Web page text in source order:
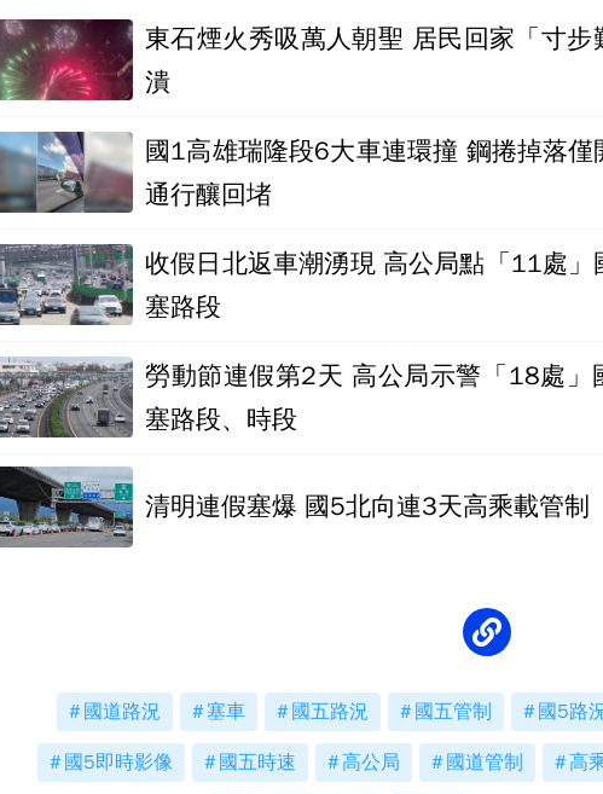
東石煙火秀吸萬人朝聖 居民回家「寸步
潰
國1高雄瑞隆段6大車連環撞 鋼捲掉落僅
通行釀回堵
收假日北返車潮湧現 高公局點「11處」
塞路段
勞動節連假第2天 高公局示警「18處」
塞路段、時段
清明連假塞爆 國5北向連3天高乘載管制
國道路況 塞車 國五路況 國五管制 國5路
國5即時影像 國五時速 高公局 國道管制 高